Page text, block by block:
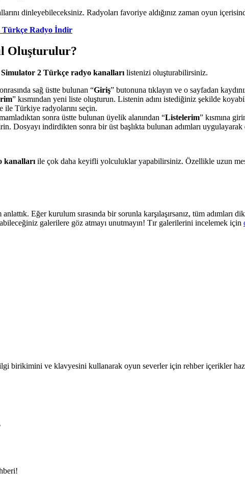
dinleyebileceksiniz. Radyoları favoriye aldığınız zaman oyun
Radyo İndir
Oluşturulur?
2 Türkçe radyo kanalları listenizi oluşturabilirsiniz.
sağ üstte bulunan “Giriş” butonuna tıklayın ve o sayfadan
” kısmından yeni liste oluşturun. Listenin adını istediğiniz şekilde
ile Türkiye radyolarını seçin.
sonra üstte bulunan üyelik alanından “Listelerim” kısmına
Dosyayı indirdikten sonra bir üst başlıkta bulunan adımları
kanalları ile çok daha keyifli yolculuklar yapabilirsiniz. Özellikle uzun
anlattık. Eğer kurulum sırasında bir sorunla karşılaşırsanız, tüm
galerilere göz atmayı unutmayın! Tır galerilerini incelemek için
birikimini ve klavyesini kullanarak oyun severler için rehber içerikler